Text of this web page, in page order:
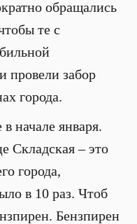
обращались
те с
провели забор
города.
начале января.
Складская – это
города,
в 10 раз. Чтоб
Бензпирен